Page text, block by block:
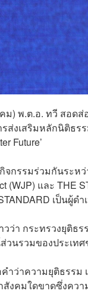
ม) พ.ต.อ. ทวี สอดส่
ส่งเสริมหลักนิติธรร
Future’
จกรรมร่วมกันระห
(WJP) และ
เป็นผู้ดำ
วว่า กระทรวงยุติ
วนรวมของประเท
ำว่าความยุติธรร
สังคมใดขาดซึ่งคว